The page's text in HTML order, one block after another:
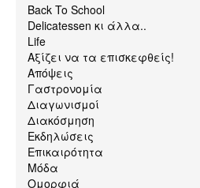
Back To School
Delicatessen κι άλλα..
Life
Αξίζει να τα επισκεφθείς!
Απόψεις
Γαστρονομία
Διαγωνισμοί
Διακόσμηση
Εκδηλώσεις
Επικαιρότητα
Μόδα
Ομορφιά